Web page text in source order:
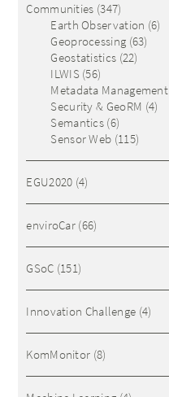
Communities (347)
Earth Observation (6)
Geoprocessing (63)
Geostatistics (22)
ILWIS(56)
Metadata Management
Security & GeoRM (4)
Semantics (6)
Sensor Web (115)
EGU2020 (4)
enviroCar (66)
GSoC (151)
Innovation Challenge (4)
KomMonitor (8)